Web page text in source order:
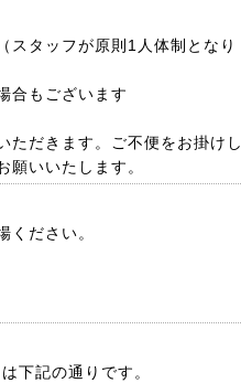
スタッフが原則1人体制となり
合もございます
ただきます。ご不便をお掛けし
いいたします。
ください。
下記の通りです。